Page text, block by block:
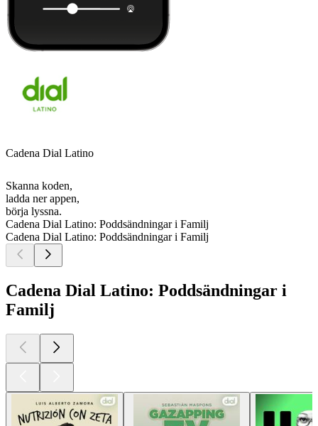
Cadena Dial Latino
Skanna koden,
ladda ner appen,
börja lyssna.
Cadena Dial Latino: Poddsändningar i Familj
Cadena Dial Latino: Poddsändningar i Familj
Cadena Dial Latino: Poddsändningar i
Familj